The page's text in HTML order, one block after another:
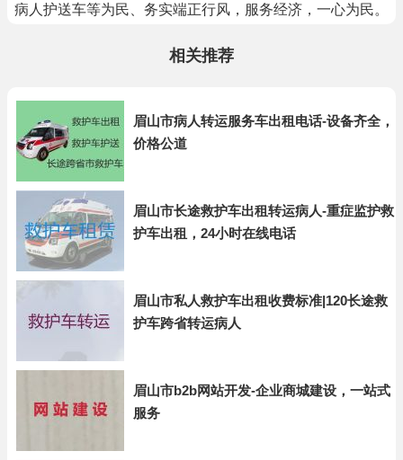
病人护送车等为民、务实端正行风，服务经济，一心为民。
相关推荐
眉山市病人转运服务车出租电话-设备齐全，
价格公道
眉山市长途救护车出租转运病人-重症监护救
护车出租，24小时在线电话
眉山市私人救护车出租收费标准|120长途救
护车跨省转运病人
眉山市b2b网站开发-企业商城建设，一站式
服务